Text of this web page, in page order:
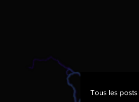
Tous les posts